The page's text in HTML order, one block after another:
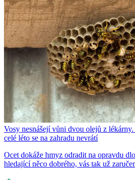
Vosy nesnášejí vůni dvou olejů z lékárny.
celé léto se na zahradu nevrátí
Ocet dokáže hmyz odradit na opravdu
hledající něco dobrého, vás tak už